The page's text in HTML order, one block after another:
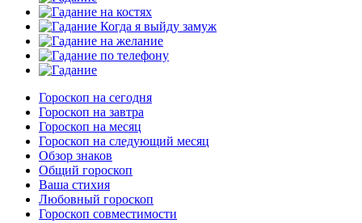
Гороскоп на сегодня
Гороскоп на завтра
Гороскоп на месяц
Гороскоп на следующий месяц
Обзор знаков
Общий гороскоп
Ваша стихия
Любовный гороскоп
Гороскоп совместимости